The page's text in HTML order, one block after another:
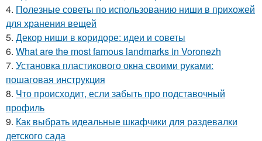
4. Полезные советы по использованию ниши в прихожей
для хранения вещей
5. Декор ниши в коридоре: идеи и советы
6. What are the most famous landmarks in Voronezh
7. Установка пластикового окна своими руками:
пошаговая инструкция
8. Что происходит, если забыть про подставочный
профиль
9. Как выбрать идеальные шкафчики для раздевалки
детского сада